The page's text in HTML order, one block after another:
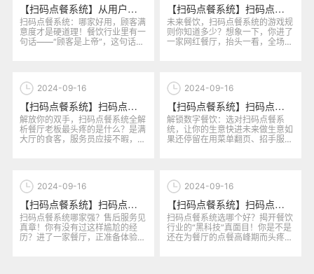
【扫码点餐系统】从用户反馈看，扫码点餐系统选哪个能够提升顾客满意度？
扫码点餐系统：哪家好用，顾客满
意度才是硬道理！餐饮行业里有一
句话——“顾客是上帝”，这句话放
【扫码点餐系统】扫码点餐系统选哪个更具扩展性？探讨系统功能与未来发展潜力
未来餐饮，扫码点餐系统的游戏规
则你知道多少？想象一下，你进了
一家网红餐厅，抬头一看，全场人
2024-09-16
【扫码点餐系统】扫码点餐系统选哪个能帮助企业优化工作流程，提升运营效率？
解放你的双手，扫码点餐系统全解
析餐厅老板最头疼的是什么？是满
大厅的食客，服务员应接不暇，后
2024-09-16
【扫码点餐系统】扫码点餐系统选哪个能够为企业实现数字化转型提供最佳支持？
解锁数字餐饮：选对扫码点餐系
统，让你的生意快进未来做生意如
果还停留在用菜单翻页、招手服务
2024-09-16
【扫码点餐系统】扫码点餐系统选哪个？深入对比不同品牌的售后服务质量
扫码点餐系统哪家强？售后服务见
真章！你有没有过这样尴尬的经
历？进了一家餐厅，正准备体验高
2024-09-16
【扫码点餐系统】扫码点餐系统选哪个最能解决餐饮行业的痛点问题？功能对比分析
扫码点餐系统选哪个好？揭开餐饮
行业的“黑科技”真面目！你是不是
还在为餐厅的点餐高峰期而头疼？